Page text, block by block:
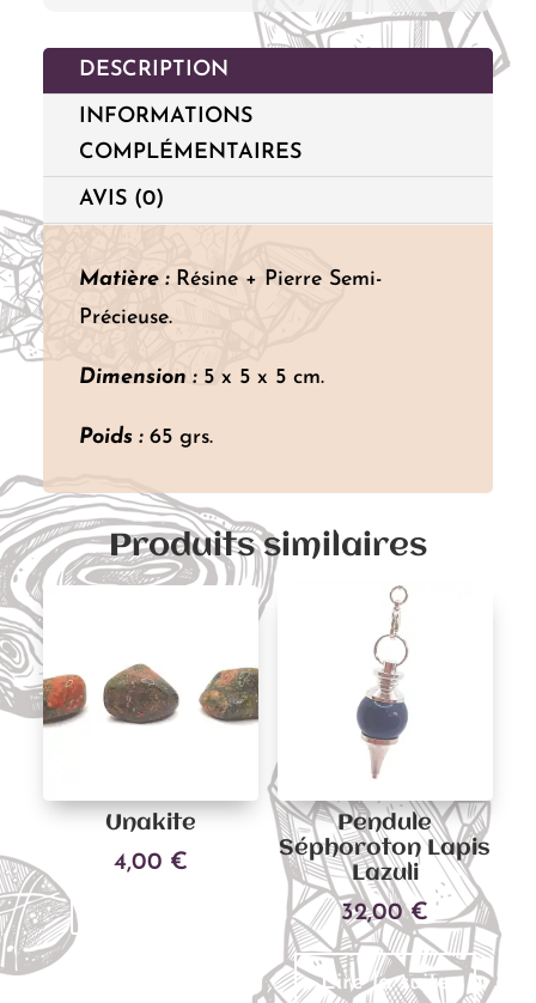
-
Améthyste
&
Quartz
Rose
DESCRIPTION
INFORMATIONS
COMPLÉMENTAIRES
AVIS (0)
Matière :Résine + Pierre Semi-
Précieuse.
Dimension :5 x 5 x 5 cm.
Poids :65 grs.
Produits similaires
Unakite
4,00 €
Pendule
Séphoroton Lapis
Lazuli
32,00€
Lire la suite